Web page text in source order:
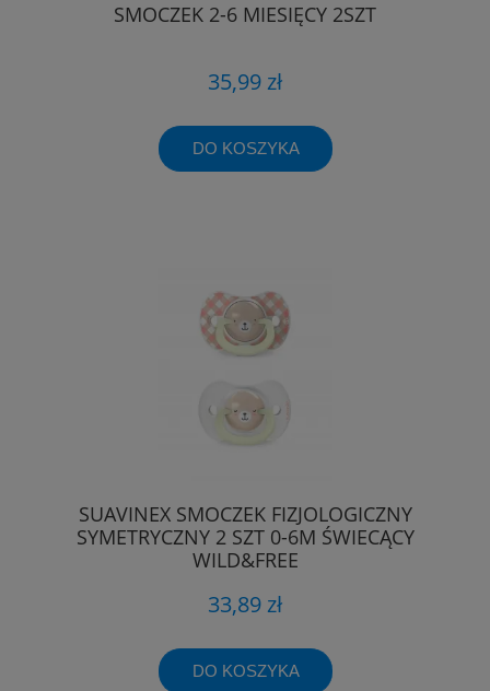
SMOCZEK 2-6 MIESIĘCY 2SZT
35,99 zł
DO KOSZYKA
SUAVINEX SMOCZEK FIZJOLOGICZNY
SYMETRYCZNY 2 SZT 0-6M ŚWIECĄCY
WILD&FREE
33,89 zł
DO KOSZYKA